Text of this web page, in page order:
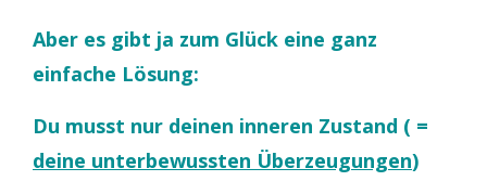
Aber es gibt ja zum Glück eine ganz
einfache Lösung:
Du musst nur deinen inneren Zustand ( =
deine unterbewussten Überzeugungen)